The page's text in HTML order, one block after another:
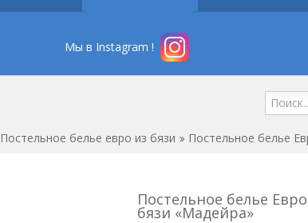
Мы в Instagram !
Постельное белье евро из бязи Постельное белье
Постельное белье
бязи «Мадейра»